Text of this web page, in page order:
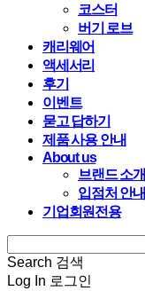
코스터
버기 로브
캐리웨어
액세서리
후기
이벤트
묻고 답하기
제품 사용 안내
About us
브랜드 소개
입점처 안내
기업회원전용
Search 검색
Log In 로그인